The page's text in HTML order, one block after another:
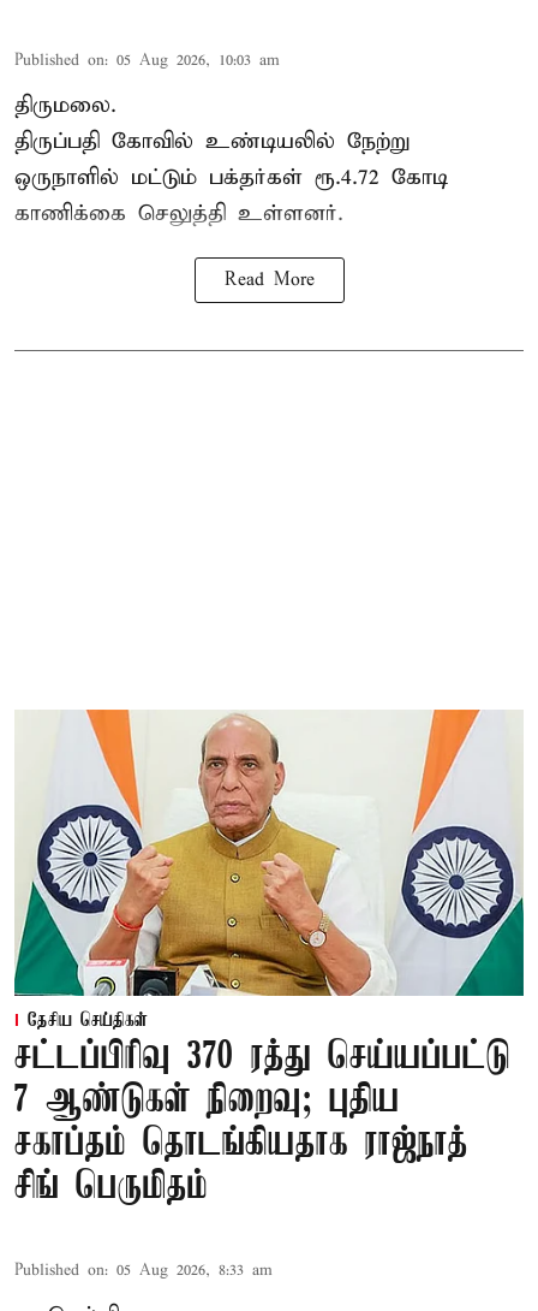
Published on: 05 Aug 2026, 10:03 am
திருமலை.
திருப்பதி கோவில் உண்டியலில் நேற்று
ஒருநாளில் மட்டும் பக்தர்கள் ரூ.4.72 கோடி
காணிக்கை செலுத்தி உள்ளனர்.
Read More
தேசிய செய்திகள்
சட்டப்பிரிவு 370 ரத்து செய்யப்பட்டு
7 ஆண்டுகள் நிறைவு; புதிய
சகாப்தம் தொடங்கியதாக ராஜ்நாத்
சிங் பெருமிதம்
Published on: 05 Aug 2026, 8:33 am